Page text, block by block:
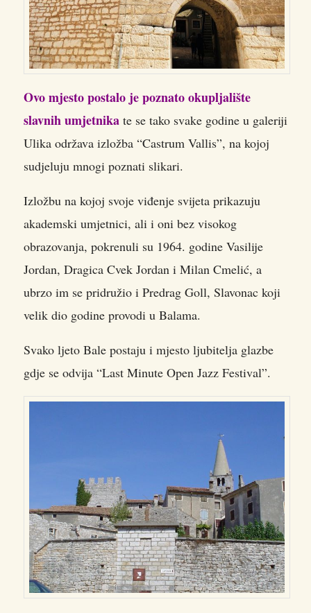
Ovo mjesto postalo je poznato okupljalište
slavnih umjetnika te se tako svake godine u galeriji
Ulika održava izložba “Castrum Vallis”, na kojoj
sudjeluju mnogi poznati slikari.
Izložbu na kojoj svoje viđenje svijeta prikazuju
akademski umjetnici, ali i oni bez visokog
obrazovanja, pokrenuli su 1964. godine Vasilije
Jordan, Dragica Cvek Jordan i Milan Cmelić, a
ubrzo im se pridružio i Predrag Goll, Slavonac koji
velik dio godine provodi u Balama.
Svako ljeto Bale postaju i mjesto ljubitelja glazbe
gdje se odvija “Last Minute Open Jazz Festival”.